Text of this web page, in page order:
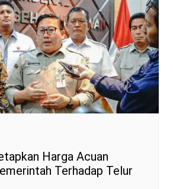
Harga Acuan
Terhadap Telur